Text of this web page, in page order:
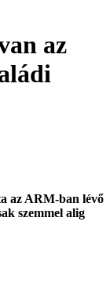
az
az ARM-ban lévő
szemmel alig